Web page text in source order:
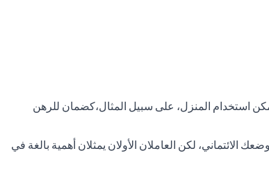
استخدام المنزل، على سبيل المثال،كضمان للرهن
لكن العاملان الأولان يمثلان أهمية بالغة في